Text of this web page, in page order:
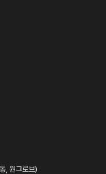
, 원그로브)